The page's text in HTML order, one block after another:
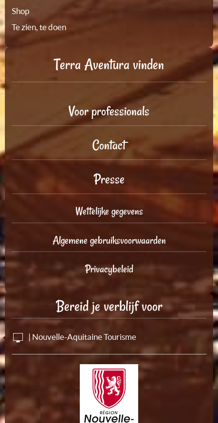
Shop
Te zien, te doen
Terra Aventura vinden
Voor professionals
Contact
Presse
Wettelijke gegevens
Algemene gebruiksvoorwaarden
Privacybeleid
Bereid je verblijf voor
| Nouvelle-Aquitaine Tourisme